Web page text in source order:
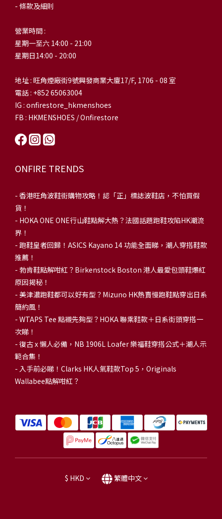
- 條款及細則
營業時間 :
星期一至六 14:00 - 21:00
星期日14:00 - 20:00
地址 : 旺角煙廠街9號興發商業大廈17/F, 1706 - 08 室
電話 : +852 65063004
IG : onfirestore_hkmenshoes
FB : HKMENSHOES / Onfirestore
ONFIRE TRENDS
- 香港旺角波鞋街購物攻略！認「正」標誌波鞋店，不怕買假
貨！
- HOKA ONE ONE行山鞋點解大熱？法國話題跑鞋攻陷HK潮流
界！
- 跑鞋皇者回歸！ASICS Kayano 14 功能全面睇，潮人穿搭鞋款
推薦！
- 勃肯鞋點解咁紅？Birkenstock Boston 港人最愛包頭鞋爆紅
原因揭秘！
- 美津濃跑鞋都可以好有型？Mizuno HK熱賣慢跑鞋點穿出日系
簡約風！
- WTAPS Tee 點襯先夠型？HOKA 聯乘鞋款＋日系街頭穿搭一
次睇！
- 復古 x 懶人必備，NB 1906L Loafer 樂福鞋穿搭公式＋潮人示
範合集！
- 入手前必睇！Clarks HK人氣鞋款Top 5，Originals
Wallabee點解咁紅？
$ HKD 繁體中文